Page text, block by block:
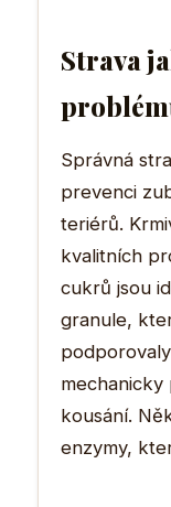
Strava
Správná
prevenci
teriérů.
kvalitních
cukrů jsou
granule,
mechanicky
kousání.
enzymy,